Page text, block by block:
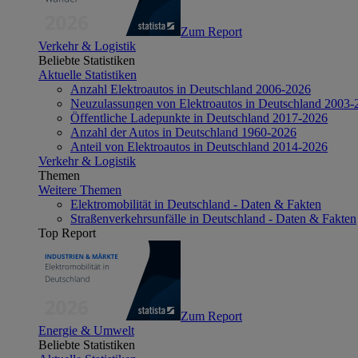
Zum Report
Verkehr & Logistik
Beliebte Statistiken
Aktuelle Statistiken
Anzahl Elektroautos in Deutschland 2006-2026
Neuzulassungen von Elektroautos in Deutschland 2003-
Öffentliche Ladepunkte in Deutschland 2017-2026
Anzahl der Autos in Deutschland 1960-2026
Anteil von Elektroautos in Deutschland 2014-2026
Verkehr & Logistik
Themen
Weitere Themen
Elektromobilität in Deutschland - Daten & Fakten
Straßenverkehrsunfälle in Deutschland - Daten & Fakten
Top Report
Zum Report
Energie & Umwelt
Beliebte Statistiken